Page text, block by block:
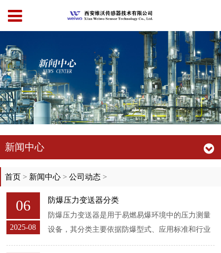
新闻中心
首页> 新闻中心> 公司动态>
06
2025-08
防爆压力变送器分类
防爆压力变送器是用于易燃易爆环境中的压力测量
设备，其分类主要依据防爆型式、应用标准和行业
需求。以下是详细的分类方式： **1. 按防爆型式分